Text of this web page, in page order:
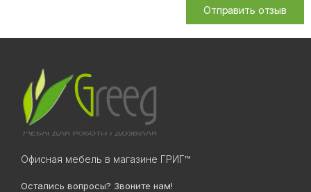
Отправить отзыв
Офисная мебель в магазине ГРИГ™
Остались вопросы? Звоните нам!